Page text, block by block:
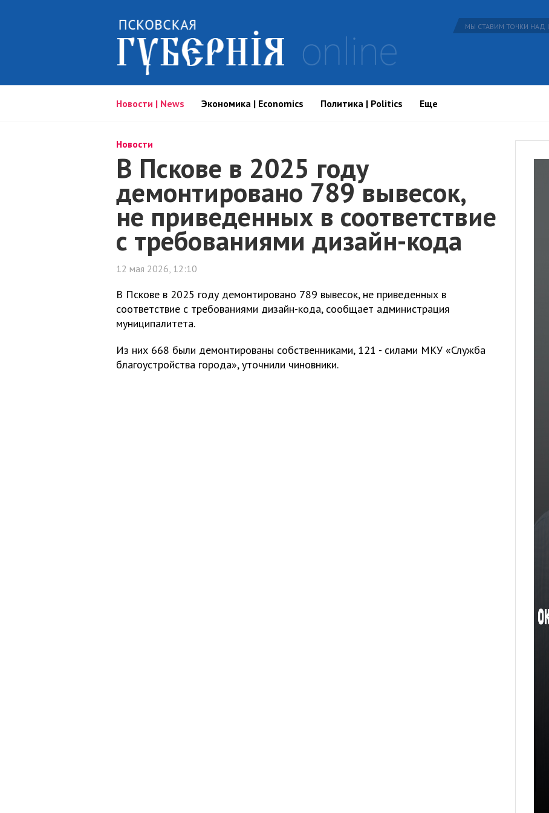
МЫ СТАВИМ ТОЧКИ НАД I
Новости | News Экономика | Economics Политика | Politics Еще
Новости
В Пскове в 2025 году
демонтировано 789 вывесок,
не приведенных в соответствие
с требованиями дизайн-кода
12 мая 2026, 12:10
В Пскове в 2025 году демонтировано 789 вывесок, не приведенных в
соответствие с требованиями дизайн-кода, сообщает администрация
муниципалитета.
Из них 668 были демонтированы собственниками, 121 - силами МКУ «Служба
благоустройства города», уточнили чиновники.